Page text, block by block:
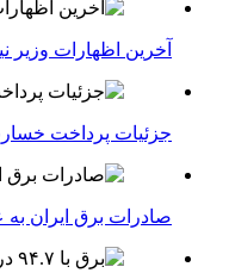
آخرین اظهارات وزیر نیرو درمورد
جزئیات پرداخت
صادرات برق ایران